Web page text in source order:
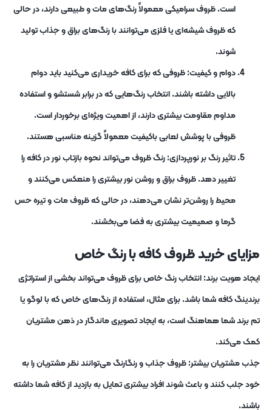
است. ظروف سرامیکی معمولاً رنگ‌های مات و طبیعی دارند، در حالی
که ظروف شیشه‌ای یا فلزی می‌توانند با رنگ‌های براق و جذاب تولید
شوند.
دوام و کیفیت: ظروفی که برای کافه خریداری می‌کنید باید دوام
بالایی داشته باشند. انتخاب رنگ‌هایی که در برابر شستشو و استفاده
مداوم مقاومت بیشتری دارند، از اهمیت ویژه‌ای برخوردار است.
ظروفی با پوشش لعابی باکیفیت معمولاً گزینه مناسبی هستند.
تاثیر رنگ بر نورپردازی: رنگ ظروف می‌تواند نحوه بازتاب نور در کافه را
تغییر دهد. ظروف براق و روشن نور بیشتری را منعکس می‌کنند و
محیط را روشن‌تر نشان می‌دهند، در حالی که ظروف مات و تیره حس
گرما و صمیمیت بیشتری به فضا می‌بخشند.
مزایای خرید ظروف کافه با رنگ خاص
ایجاد هویت برند: انتخاب رنگ خاص برای ظروف می‌تواند بخشی از استراتژی
برندینگ کافه شما باشد. برای مثال، استفاده از رنگ‌های خاص که با لوگو یا
تم برند شما هماهنگ است، به ایجاد تصویری ماندگار در ذهن مشتریان
کمک می‌کند.
جذب مشتریان بیشتر: ظروف جذاب و رنگارنگ می‌توانند نظر مشتریان را به
خود جلب کنند و باعث شوند افراد بیشتری تمایل به بازدید از کافه شما داشته
باشند.